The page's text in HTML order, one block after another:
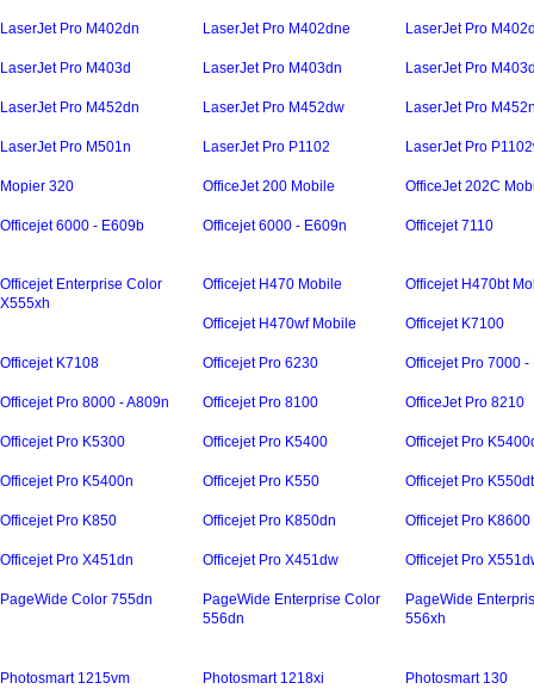
LaserJet Pro M402dn LaserJet Pro M402dne LaserJet Pro
LaserJet Pro M403d LaserJet Pro M403dn LaserJet Pro
LaserJet Pro M452dn LaserJet Pro M452dw LaserJet Pro
LaserJet Pro M501n LaserJet Pro P1102 LaserJet Pro
Mopier 320 OfficeJet 200 Mobile OfficeJet 202C
Officejet 6000 - E609b Officejet 6000 - E609n Officejet 7110
Officejet Enterprise Color
X555xh
Officejet H470 Mobile Officejet H470bt
Officejet H470wf Mobile Officejet K7100
Officejet K7108 Officejet Pro 6230 Officejet Pro 7000 -
Officejet Pro 8000 - A809n Officejet Pro 8100 OfficeJet Pro 8210
Officejet Pro K5300 Officejet Pro K5400 Officejet Pro
Officejet Pro K5400n Officejet Pro K550 Officejet Pro
Officejet Pro K850 Officejet Pro K850dn Officejet Pro K8600
Officejet Pro X451dn Officejet Pro X451dw Officejet Pro
PageWide Color 755dn
PageWide Enterprise Color
556dn
PageWide
556xh
Photosmart 1215vm Photosmart 1218xi Photosmart 130